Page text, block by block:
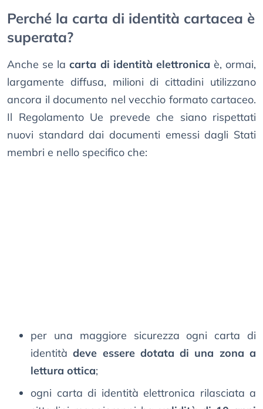
Perché la carta di identità cartacea è
superata?
Anche se lacarta di identità elettronica è, ormai,
largamente diffusa, milioni di cittadini utilizzano
ancora il documento nel vecchio formato cartaceo.
Il Regolamento Ue prevede che siano rispettati
nuovi standard dai documenti emessi dagli Stati
membri e nello specifico che:
per una maggiore sicurezza ogni carta di
identitàdeve essere dotata di una zona a
lettura ottica;
ogni carta di identità elettronica rilasciata a